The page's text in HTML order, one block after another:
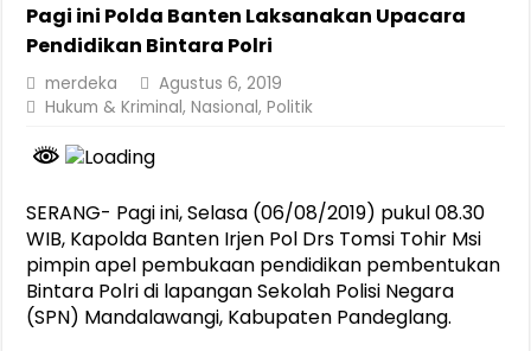
Pagi ini Polda Banten Laksanakan Upacara
Pendidikan Bintara Polri
merdeka
Agustus 6, 2019
Hukum & Kriminal,Nasional,Politik
SERANG- Pagi ini, Selasa (06/08/2019) pukul 08.30
WIB, Kapolda Banten Irjen Pol Drs Tomsi Tohir Msi
pimpin apel pembukaan pendidikan pembentukan
Bintara Polri di lapangan Sekolah Polisi Negara
(SPN) Mandalawangi, Kabupaten Pandeglang.